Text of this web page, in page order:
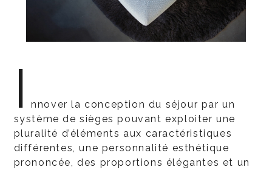
I
nnover la conception du séjour par un
système de sièges pouvant exploiter une
pluralité d’éléments aux caractéristiques
différentes, une personnalité esthétique
prononcée, des proportions élégantes et un